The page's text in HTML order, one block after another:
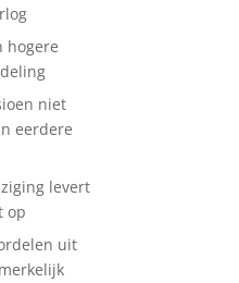
hogere
niet
eerdere
levert
op
uit